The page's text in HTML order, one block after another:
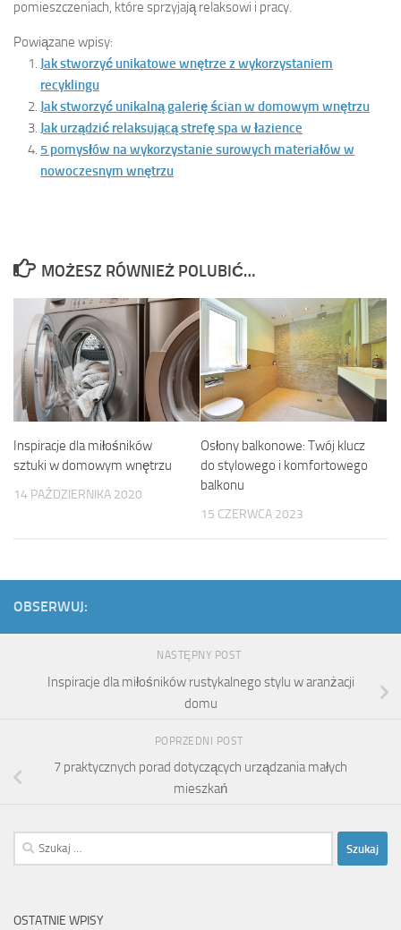
pomieszczeniach, które sprzyjają relaksowi i pracy.
Powiązane wpisy:
Jak stworzyć unikatowe wnętrze z wykorzystaniem
recyklingu
Jak stworzyć unikalną galerię ścian w domowym wnętrzu
Jak urządzić relaksującą strefę spa w łazience
5 pomysłów na wykorzystanie surowych materiałów w
nowoczesnym wnętrzu
MOŻESZ RÓWNIEŻ POLUBIĆ…
Inspiracje dla miłośników
sztuki w domowym wnętrzu
14 PAŹDZIERNIKA 2020
Osłony balkonowe: Twój klucz
do stylowego i komfortowego
balkonu
15 CZERWCA 2023
OBSERWUJ:
NASTĘPNY POST
Inspiracje dla miłośników rustykalnego stylu w aranżacji
domu
POPRZEDNI POST
7 praktycznych porad dotyczących urządzania małych
mieszkań
Szukaj:
OSTATNIE WPISY